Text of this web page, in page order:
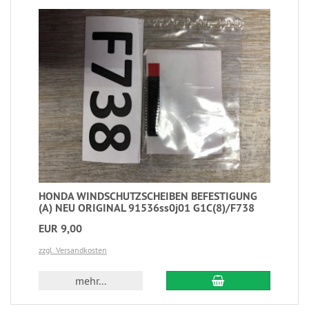
HONDA WINDSCHUTZSCHEIBEN BEFESTIGUNG
(A) NEU ORIGINAL 91536ss0j01 G1C(8)/F738
EUR 9,00
zzgl. Versandkosten
mehr...